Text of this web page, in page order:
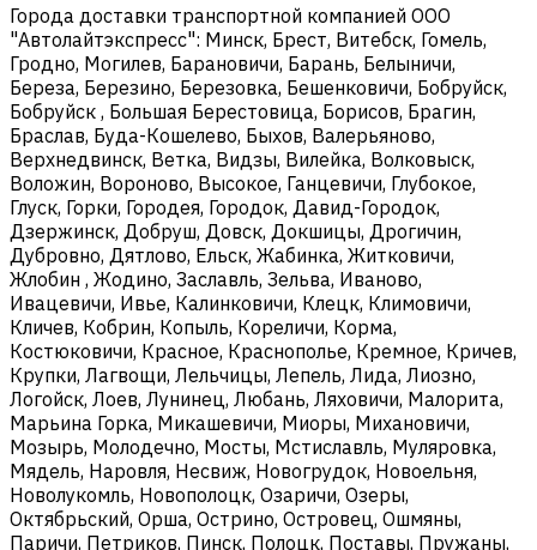
Города доставки транспортной компанией ООО
"Автолайтэкспресс": Минск, Брест, Витебск, Гомель,
Гродно, Могилев, Барановичи, Барань, Белыничи,
Береза, Березино, Березовка, Бешенковичи, Бобруйск,
Бобруйск , Большая Берестовица, Борисов, Брагин,
Браслав, Буда-Кошелево, Быхов, Валерьяново,
Верхнедвинск, Ветка, Видзы, Вилейка, Волковыск,
Воложин, Вороново, Высокое, Ганцевичи, Глубокое,
Глуск, Горки, Городея, Городок, Давид-Городок,
Дзержинск, Добруш, Довск, Докшицы, Дрогичин,
Дубровно, Дятлово, Ельск, Жабинка, Житковичи,
Жлобин , Жодино, Заславль, Зельва, Иваново,
Ивацевичи, Ивье, Калинковичи, Клецк, Климовичи,
Кличев, Кобрин, Копыль, Кореличи, Корма,
Костюковичи, Красное, Краснополье, Кремное, Кричев,
Крупки, Лагвощи, Лельчицы, Лепель, Лида, Лиозно,
Логойск, Лоев, Лунинец, Любань, Ляховичи, Малорита,
Марьина Горка, Микашевичи, Миоры, Михановичи,
Мозырь, Молодечно, Мосты, Мстиславль, Муляровка,
Мядель, Наровля, Несвиж, Новогрудок, Новоельня,
Новолукомль, Новополоцк, Озаричи, Озеры,
Октябрьский, Орша, Острино, Островец, Ошмяны,
Паричи, Петриков, Пинск, Полоцк, Поставы, Пружаны,